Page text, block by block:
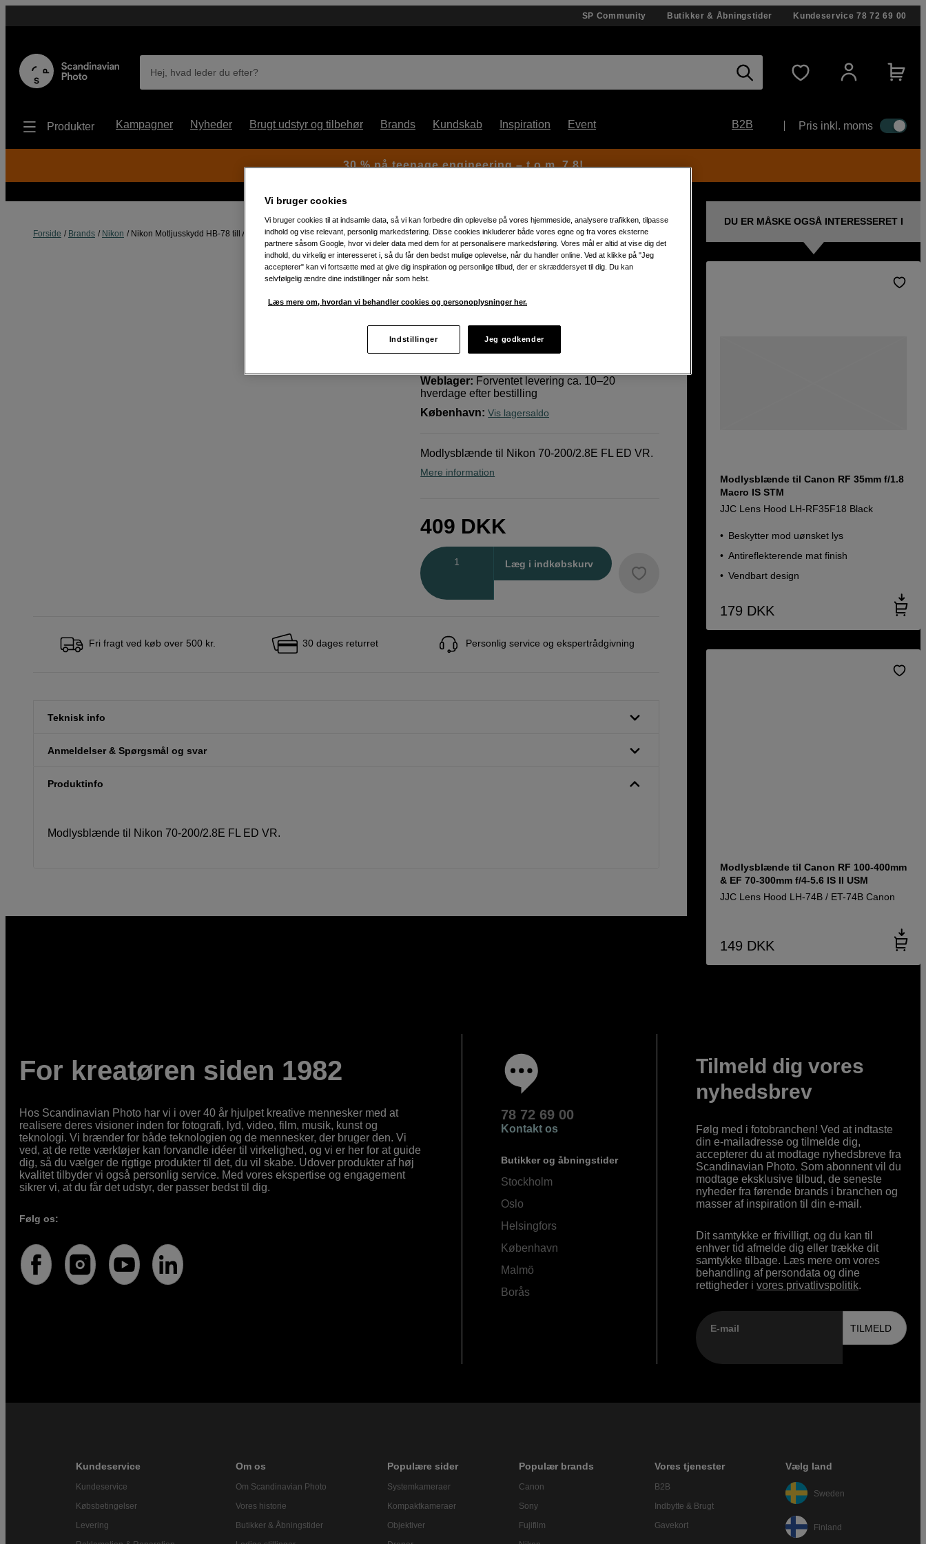
SP Community Butikker & Åbningstider Kundeservice 78 72 69 00
Hej, hvad leder du efter?
Produkter Kampagner Nyheder Brugt udstyr og tilbehør Brands Kundskab Inspiration Event B2B Pris inkl. moms
Forside Brands Nikon Nikon Motljusskydd HB-78 till AF-S Nikkor 70-200mm
Artikelnummer: 1029716
Nikon Motljusskydd HB-78 till AF-S Nikkor 70-200mm
Lens Hood HB-78 for AF-S Nikkor
Weblager: Forventet levering ca. 10–20
hverdage efter bestilling
København: Vis lagersaldo
Modlysblænde til Nikon 70-200/2.8E FL ED VR.
Mere information
409 DKK
Læg i indkøbskurv
Fri fragt ved køb over 500 kr. 30 dages returret Personlig service og ekspertrådgivning
Teknisk info
Anmeldelser & Spørgsmål og svar
Produktinfo
Modlysblænde til Nikon 70-200/2.8E FL ED VR.
DU ER MÅSKE OGSÅ INTERESSERET I
Modlysblænde til Canon RF 35mm f/1.8
Macro IS STM
JJC Lens Hood LH-RF35F18 Black
Beskytter mod uønsket lys
Antireflekterende mat finish
Vendbart design
179 DKK
Modlysblænde til Canon RF 100-400mm
& EF 70-300mm f/4-5.6 IS II USM
JJC Lens Hood LH-74B / ET-74B Canon
149 DKK
For kreatøren siden 1982
Hos Scandinavian Photo har vi i over 40 år hjulpet kreative mennesker med at
realisere deres visioner inden for fotografi, lyd, video, film, musik, kunst og
teknologi. Vi brænder for både teknologien og de mennesker, der bruger den. Vi
ved, at de rette værktøjer kan forvandle idéer til virkelighed, og vi er her for at guide
dig, så du vælger de rigtige produkter til det, du vil skabe. Udover produkter af høj
kvalitet tilbyder vi også personlig service. Med vores ekspertise og engagement
sikrer vi, at du får det udstyr, der passer bedst til dig.
Følg os:
78 72 69 00
Kontakt os
Butikker og åbningstider
Stockholm
Oslo
Helsingfors
København
Malmö
Borås
Tilmeld dig vores
nyhedsbrev
Følg med i fotobranchen! Ved at indtaste
din e-mailadresse og tilmelde dig,
accepterer du at modtage nyhedsbreve fra
Scandinavian Photo. Som abonnent vil du
modtage eksklusive tilbud, de seneste
nyheder fra førende brands i branchen og
masser af inspiration til din e-mail.
Dit samtykke er frivilligt, og du kan til
enhver tid afmelde dig eller trække dit
samtykke tilbage. Læs mere om vores
behandling af persondata og dine
rettigheder ivores privatlivspolitik.
E-mail TILMELD
Kundeservice
Kundeservice
Købsbetingelser
Levering
Om os
Om Scandinavian Photo
Vores historie
Butikker & Åbningstider
Populære sider
Systemkameraer
Kompaktkameraer
Objektiver
Populær brands
Canon
Sony
Fujifilm
Vores tjenester
B2B
Indbytte & Brugt
Gavekort
Vælg land
Sweden
Finland
30 % på teenage engineering – t.o.m. 7.8!
Vi bruger cookies
Vi bruger cookies til at indsamle data, så vi kan forbedre din oplevelse på vores hjemmeside, analysere trafikken, tilpasse
indhold og vise relevant, personlig markedsføring. Disse cookies inkluderer både vores egne og fra vores eksterne
partnere såsom Google, hvor vi deler data med dem for at personalisere markedsføring. Vores mål er altid at vise dig det
indhold, du virkelig er interesseret i, så du får den bedst mulige oplevelse, når du handler online. Ved at klikke på "Jeg
accepterer" kan vi fortsætte med at give dig inspiration og personlige tilbud, der er skræddersyet til dig. Du kan
selvfølgelig ændre dine indstillinger når som helst.
Læs mere om, hvordan vi behandler cookies og personoplysninger her.
Indstillinger Jeg godkender